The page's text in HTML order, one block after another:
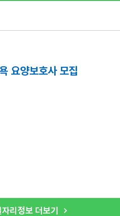
요양보호사 모집
자리정보 더보기